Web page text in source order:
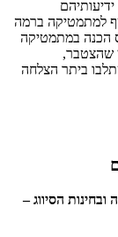
למתמטיקה ברמה
הכנה במתמטיקה
שהצטבר,
ביתר הצלחה
הסיווג –